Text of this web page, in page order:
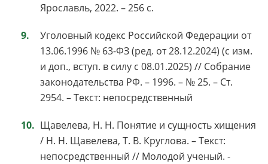
Ярославль, 2022. – 256 с.
Уголовный кодекс Российской Федерации от
13.06.1996 № 63-ФЗ (ред. от 28.12.2024) (с изм.
и доп., вступ. в силу с 08.01.2025) // Собрание
законодательства РФ. – 1996. – № 25. – Ст.
2954. – Текст: непосредственный
Щавелева, Н. Н. Понятие и сущность хищения
/ Н. Н. Щавелева, Т. В. Круглова. – Текст:
непосредственный // Молодой ученый. -